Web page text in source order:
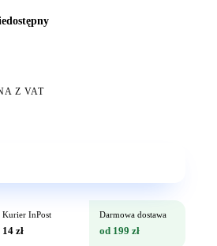
Z VAT
Kurier InPost
14 zł
Darmowa dostawa
od 199 zł